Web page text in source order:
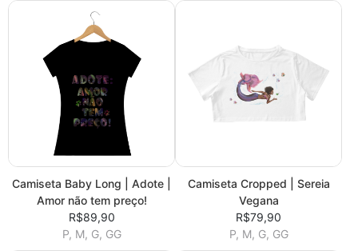
Camiseta Baby Long | Adote |
Amor não tem preço!
R$89,90
P, M, G, GG
Camiseta Cropped | Sereia
Vegana
R$79,90
P, M, G, GG